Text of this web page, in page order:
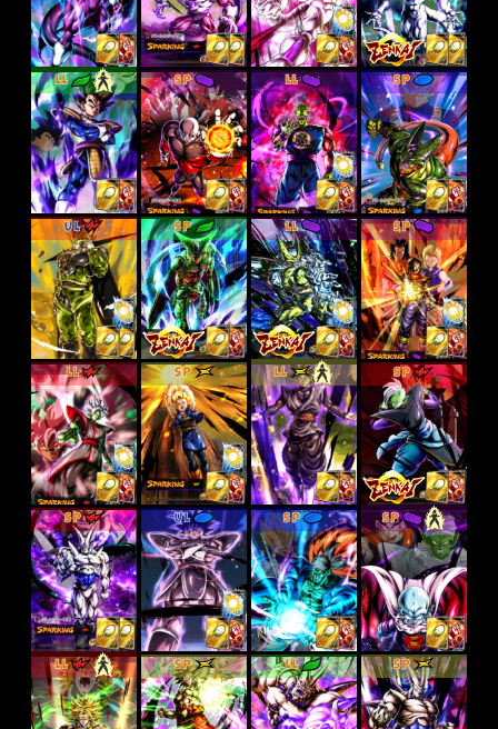
LL SP LL SP
UL SP LL SP
LL SP LL SP
SP UL SP SP
LL SP LL SP